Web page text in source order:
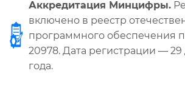
Аккредитация Минцифры.
включено в реестр
программного обеспечения
20978. Дата регистрации — 29
года.